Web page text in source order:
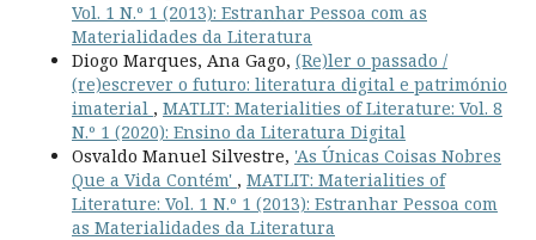
Vol. 1 N.º 1 (2013): Estranhar Pessoa com as
Materialidades da Literatura
Diogo Marques, Ana Gago, (Re)ler o passado /
(re)escrever o futuro: literatura digital e património
imaterial , MATLIT: Materialities of Literature: Vol. 8
N.º 1 (2020): Ensino da Literatura Digital
Osvaldo Manuel Silvestre, 'As Únicas Coisas Nobres
Que a Vida Contém' , MATLIT: Materialities of
Literature: Vol. 1 N.º 1 (2013): Estranhar Pessoa com
as Materialidades da Literatura